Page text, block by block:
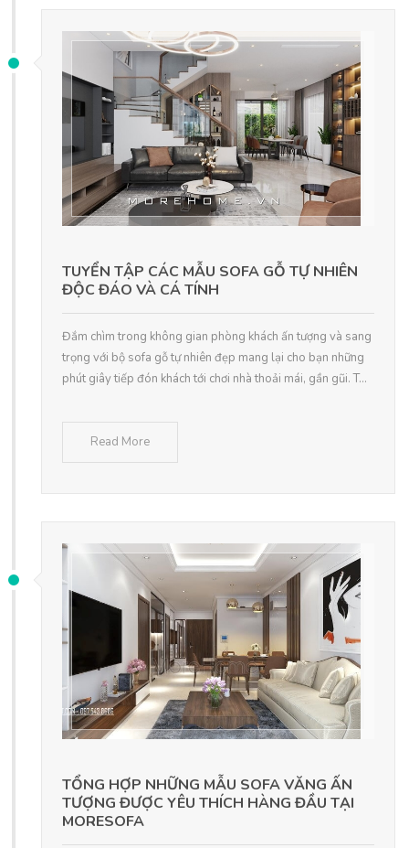
TUYỂN TẬP CÁC MẪU SOFA GỖ TỰ NHIÊN
ĐỘC ĐÁO VÀ CÁ TÍNH
Đắm chìm trong không gian phòng khách ấn tượng và sang
trọng với bộ sofa gỗ tự nhiên đẹp mang lại cho bạn những
phút giây tiếp đón khách tới chơi nhà thoải mái, gần gũi. T...
Read More
TỔNG HỢP NHỮNG MẪU SOFA VĂNG ẤN
TƯỢNG ĐƯỢC YÊU THÍCH HÀNG ĐẦU TẠI
MORESOFA